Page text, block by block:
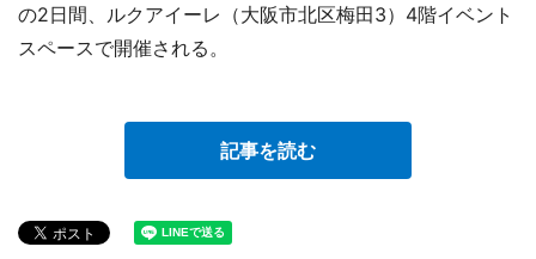
の2日間、ルクアイーレ（大阪市北区梅田3）4階イベント
スペースで開催される。
記事を読む